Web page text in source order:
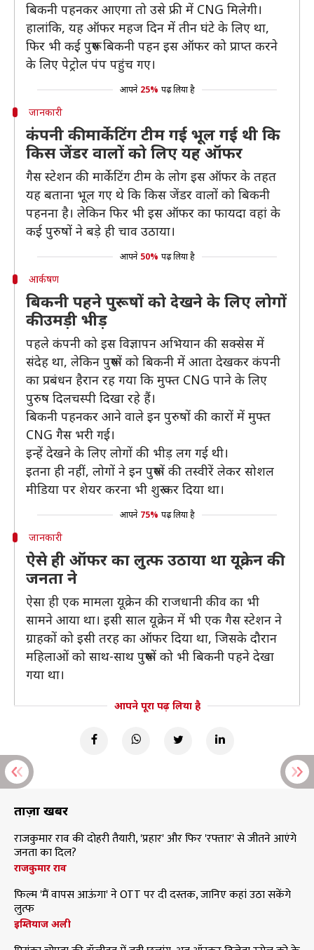
बिकनी पहनकर आएगा तो उसे फ्री में CNG मिलेगी।
हालांकि, यह ऑफर महज दिन में तीन घंटे के लिए था,
फिर भी कई पुरूष बिकनी पहन इस ऑफर को प्राप्त करने
के लिए पेट्रोल पंप पहुंच गए।
आपने 25% पढ़ लिया है
जानकारी
कंपनी की मार्केटिंग टीम गई भूल गई थी कि
किस जेंडर वालों को लिए यह ऑफर
गैस स्टेशन की मार्केटिंग टीम के लोग इस ऑफर के तहत
यह बताना भूल गए थे कि किस जेंडर वालों को बिकनी
पहनना है। लेकिन फिर भी इस ऑफर का फायदा वहां के
कई पुरुषों ने बड़े ही चाव उठाया।
आपने 50% पढ़ लिया है
आर्कषण
बिकनी पहने पुरूषों को देखने के लिए लोगों
की उमड़ी भीड़
पहले कंपनी को इस विज्ञापन अभियान की सक्सेस में
संदेह था, लेकिन पुरूषों को बिकनी में आता देखकर कंपनी
का प्रबंधन हैरान रह गया कि मुफ्त CNG पाने के लिए
पुरुष दिलचस्पी दिखा रहे हैं।
बिकनी पहनकर आने वाले इन पुरुषों की कारों में मुफ्त
CNG गैस भरी गई।
इन्हें देखने के लिए लोगों की भीड़ लग गई थी।
इतना ही नहीं, लोगों ने इन पुरूषों की तस्वीरें लेकर सोशल
मीडिया पर शेयर करना भी शुरू कर दिया था।
आपने 75% पढ़ लिया है
जानकारी
ऐसे ही ऑफर का लुत्फ उठाया था यूक्रेन की
जनता ने
ऐसा ही एक मामला यूक्रेन की राजधानी कीव का भी
सामने आया था। इसी साल यूक्रेन में भी एक गैस स्टेशन ने
ग्राहकों को इसी तरह का ऑफर दिया था, जिसके दौरान
महिलाओं को साथ-साथ पुरूषों को भी बिकनी पहने देखा
गया था।
आपने पूरा पढ़ लिया है
ताज़ा खबरें
राजकुमार राव की दोहरी तैयारी, 'प्रहार' और फिर 'रफ्तार' से जीतने आएंगे
जनता का दिल?
राजकुमार राव
फिल्म 'मैं वापस आऊंगा' ने OTT पर दी दस्तक, जानिए कहां उठा सकेंगे
लुत्फ
इम्तियाज अली